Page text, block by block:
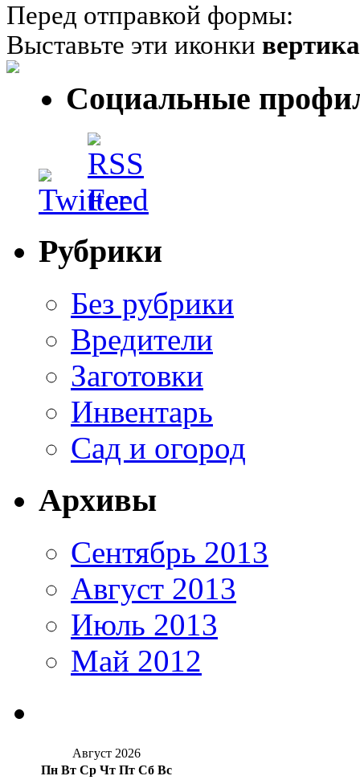
Перед отправкой формы:
Выставьте эти иконки
Социальные
Рубрики
Без рубрики
Вредители
Заготовки
Инвентарь
Сад и огород
Архивы
Сентябрь 2013
Август 2013
Июль 2013
Май 2012
Август 2026
Пн Вт Ср Чт Пт Сб Вс